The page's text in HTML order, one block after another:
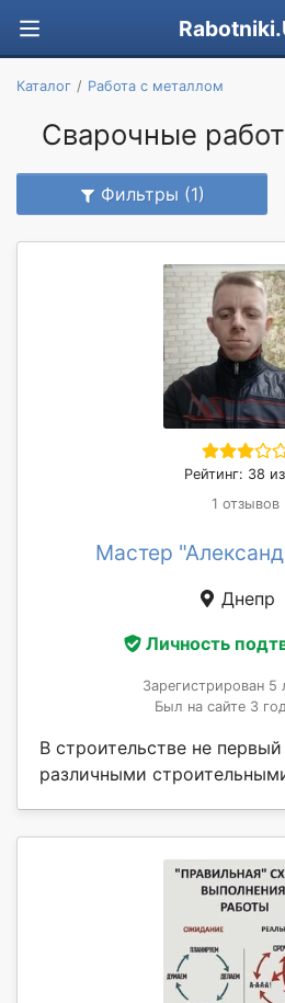
Каталог Работа с металлом
Сварочные
Фильтры (1)
Рейтинг: 38
1 отзывов
Мастер
Днепр
Личность
Зарегистрирован 5
Был на сайте 3
В строительстве не
различными